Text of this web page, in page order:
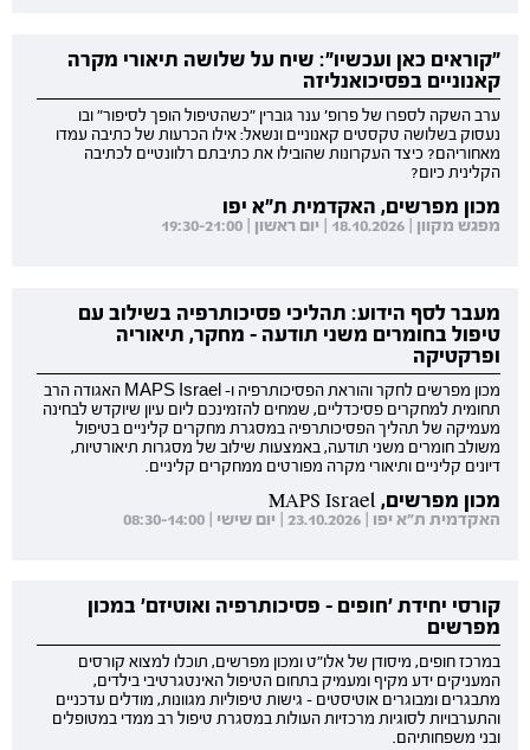
"קוראים כאן ועכשיו": שיח על שלושה תיאורי מקרה
קאנוניים בפסיכואנליזה
ערב השקה לספרו של פרופ' ענר גוברין "כשהטיפול הופך לסיפור" ובו
נעסוק בשלושה טקסטים קאנוניים ונשאל: אילו הכרעות של כתיבה עמדו
מאחוריהם? כיצד העקרונות שהובילו את כתיבתם רלוונטיים לכתיבה
הקלינית כיום?
מכון מפרשים, האקדמית ת"א יפו
מפגש מקוון | 18.10.2026 | יום ראשון | 19:30-21:00
מעבר לסף הידוע: תהליכי פסיכותרפיה בשילוב עם
טיפול בחומרים משני תודעה - מחקר, תיאוריה
ופרקטיקה
מכון מפרשים לחקר והוראת הפסיכותרפיה ו- MAPS Israel האגודה הרב
תחומית למחקרים פסיכדליים, שמחים להזמינכם ליום עיון שיוקדש לבחינה
מעמיקה של תהליך הפסיכותרפיה במסגרת מחקרים קליניים בטיפול
משולב חומרים משני תודעה, באמצעות שילוב של מסגרות תיאורטיות,
דיונים קליניים ותיאורי מקרה מפורטים ממחקרים קליניים.
מכון מפרשים, MAPS Israel
האקדמית ת"א יפו | 23.10.2026 | יום שישי | 08:30-14:00
קורסי יחידת 'חופים - פסיכותרפיה ואוטיזם' במכון
מפרשים
במרכז חופים, מיסודן של אלו"ט ומכון מפרשים, תוכלו למצוא קורסים
המעניקים ידע מקיף ומעמיק בתחום הטיפול האינטגרטיבי בילדים,
מתבגרים ומבוגרים אוטיסטים - גישות טיפוליות מגוונות, מודלים עדכניים
והתערבויות לסוגיות מרכזיות העולות במסגרת טיפול רב ממדי במטופלים
ובני משפחותיהם.